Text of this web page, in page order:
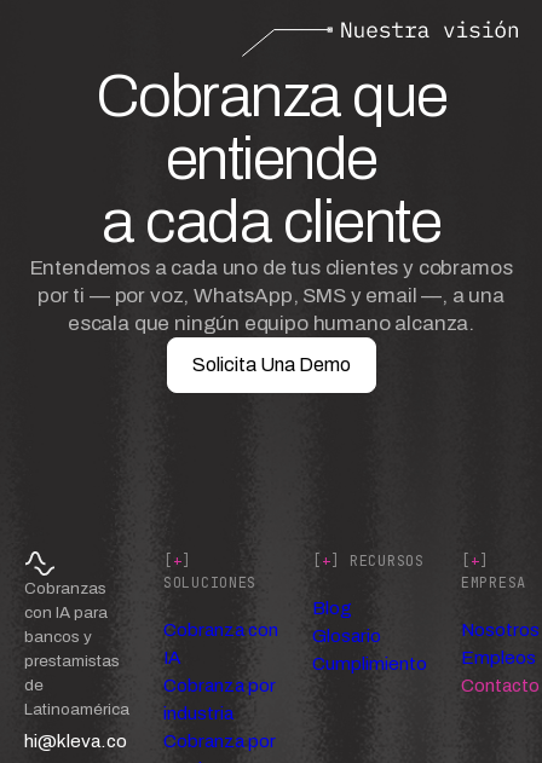
Cobranza que
entiende
a cada cliente
Entendemos a cada uno de tus clientes y cobramos
por ti — por voz, WhatsApp, SMS y email —, a una
escala que ningún equipo humano alcanza.
Solicita Una Demo
Cobranzas
con IA para
bancos y
prestamistas
de
Latinoamérica
hi@kleva.co
[+]
SOLUCIONES
Cobranza con
IA
Cobranza por
industria
Cobranza por
[+] RECURSOS
Blog
Glosario
Cumplimiento
[+]
EMPRESA
Nosotros
Empleos
Contacto